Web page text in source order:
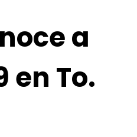
a
To.